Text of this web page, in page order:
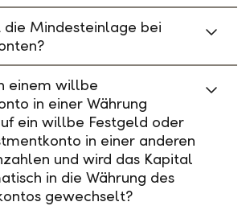
die Mindesteinlage bei
einem willbe
in einer Währung
ein willbe Festgeld oder
in einer anderen
und wird das Kapital
in die Währung des
gewechselt?